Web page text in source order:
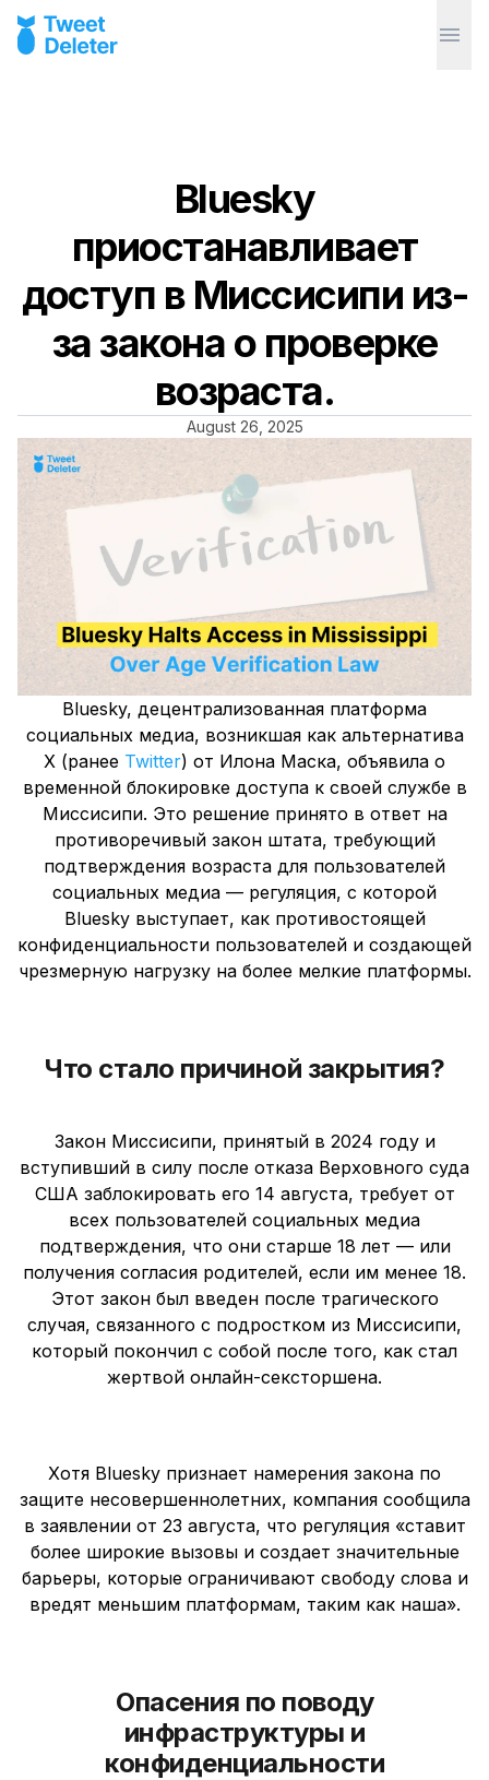
Bluesky
приостанавливает
доступ в Миссисипи из-
за закона о проверке
возраста.
August 26, 2025
Bluesky, децентрализованная платформа
социальных медиа, возникшая как альтернатива
X (ранее Twitter) от Илона Маска, объявила о
временной блокировке доступа к своей службе в
Миссисипи. Это решение принято в ответ на
противоречивый закон штата, требующий
подтверждения возраста для пользователей
социальных медиа — регуляция, с которой
Bluesky выступает, как противостоящей
конфиденциальности пользователей и создающей
чрезмерную нагрузку на более мелкие платформы.
Что стало причиной закрытия?
Закон Миссисипи, принятый в 2024 году и
вступивший в силу после отказа Верховного суда
США заблокировать его 14 августа, требует от
всех пользователей социальных медиа
подтверждения, что они старше 18 лет — или
получения согласия родителей, если им менее 18.
Этот закон был введен после трагического
случая, связанного с подростком из Миссисипи,
который покончил с собой после того, как стал
жертвой онлайн-сексторшена.
Хотя Bluesky признает намерения закона по
защите несовершеннолетних, компания сообщила
в заявлении от 23 августа, что регуляция «ставит
более широкие вызовы и создает значительные
барьеры, которые ограничивают свободу слова и
вредят меньшим платформам, таким как наша».
Опасения по поводу
инфраструктуры и
конфиденциальности